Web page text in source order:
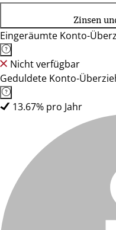
Zinsen
Eingeräumte Konto-
Nicht verfügbar
Geduldete Konto-
13.67% pro Jahr